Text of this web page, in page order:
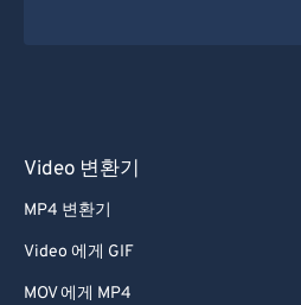
Video 변환기
MP4 변환기
Video 에게 GIF
MOV 에게 MP4